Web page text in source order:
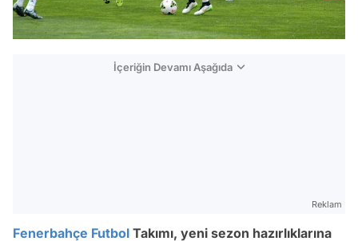
İçeriğin Devamı Aşağıda
Reklam
Fenerbahçe Futbol Takımı, yeni sezon hazırlıklarına